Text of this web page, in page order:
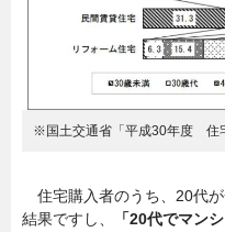
※国土交通省「平成30年度 住
住宅購入者のうち、20代
結果ですし、
「20代でマン